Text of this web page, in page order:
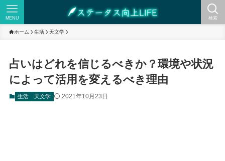
検索
MENU
ホーム 生活 天文学
占いはどれを信じるべきか？環境や状況
によって活用を変えるべき理由
生活 天文学 2021年10月23日